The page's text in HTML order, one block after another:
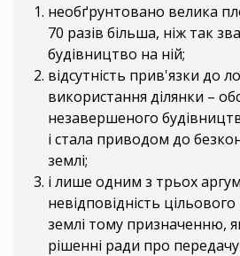
необґрунтовано велика
70 разів більша, ніж так
будівництво на ній;
відсутність прив'язки до
використання ділянки –
незавершеного
і стала приводом до
землі;
і лише одним з трьох
невідповідність
землі тому призначенню,
рішенні ради про